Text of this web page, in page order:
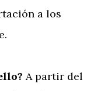
a los
A partir del